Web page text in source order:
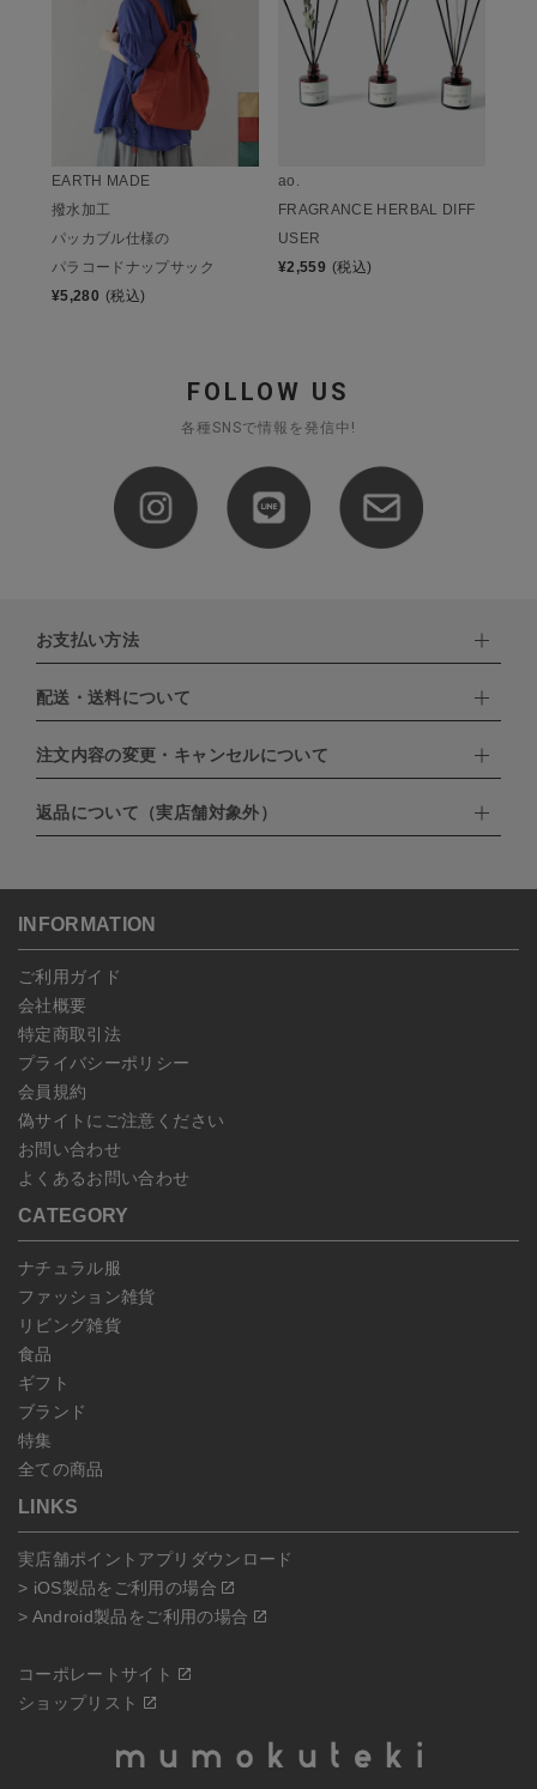
EARTH MADE
撥水加工
パッカブル仕様の
パラコードナップサック
¥5,280 (税込)
ao.
FRAGRANCE HERBAL DIFF
USER
¥2,559 (税込)
FOLLOW US
各種SNSで情報を発信中!
お支払い方法
下記お支払い方法よりお選びいただけます。
・クレジットカード（VISA,mastercard,JCB,AMERICAN
EXPRESS,Diners Club）
・PayPay
・NP後払い
配送・送料について
配達業者：日本郵便
北海道：1,400円
沖縄：1,400円
注文内容の変更・キャンセルについて
ご注文日当日から翌日のAM9:00までにご連絡頂いた場合はキャン
セルは可能です。
ンセルしていただいた後、ご希望の商品のみ再度ご注文お願いしま
予約商品など一部キャンセルが出来ない場合がございます。あらか
じめご了承ください。
返品について（実店舗対象外）
こちらよりご依頼ください。
INFORMATION
ご利用ガイド
会社概要
特定商取引法
プライバシーポリシー
会員規約
偽サイトにご注意ください
お問い合わせ
よくあるお問い合わせ
CATEGORY
ナチュラル服
ファッション雑貨
リビング雑貨
食品
ギフト
ブランド
特集
全ての商品
LINKS
実店舗ポイントアプリダウンロード
> iOS製品をご利用の場合
> Android製品をご利用の場合
コーポレートサイト
ショップリスト